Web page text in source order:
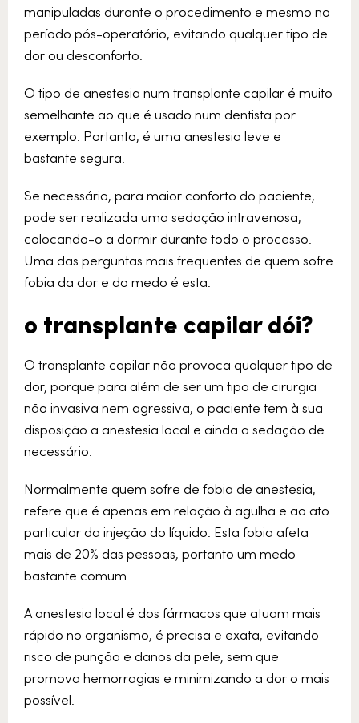
manipuladas durante o procedimento e mesmo no
período pós-operatório, evitando qualquer tipo de
dor ou desconforto.
O tipo de anestesia num transplante capilar é muito
semelhante ao que é usado num dentista por
exemplo. Portanto, é uma anestesia leve e
bastante segura.
Se necessário, para maior conforto do paciente,
pode ser realizada uma sedação intravenosa,
colocando-o a dormir durante todo o processo.
Uma das perguntas mais frequentes de quem sofre
fobia da dor e do medo é esta:
o transplante capilar dói?
O transplante capilar não provoca qualquer tipo de
dor, porque para além de ser um tipo de cirurgia
não invasiva nem agressiva, o paciente tem à sua
disposição a anestesia local e ainda a sedação de
necessário.
Normalmente quem sofre de fobia de anestesia,
refere que é apenas em relação à agulha e ao ato
particular da injeção do líquido. Esta fobia afeta
mais de 20% das pessoas, portanto um medo
bastante comum.
A anestesia local é dos fármacos que atuam mais
rápido no organismo, é precisa e exata, evitando
risco de punção e danos da pele, sem que
promova hemorragias e minimizando a dor o mais
possível.